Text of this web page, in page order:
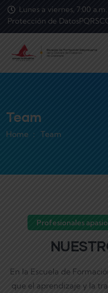
Lunes a viernes, 7:00
Protección de DatosPQRS
Team
Home Team
Profesionales
En la Escuela de
que el aprendizaje y la